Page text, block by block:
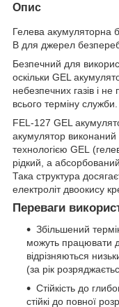
Опис
Гелева акумуляторна
В для джерел
Безпечний для
оскільки GEL
небезпечних газів і
всього терміну служби.
FEL-127 GEL
акумулятор виконаний
технологією GEL
рідкий, а
Така структура
електроліт двоокису
Переваги
Збільшений
можуть працювати
відрізняються
(за рік
Стійкість до
стійкі до повної